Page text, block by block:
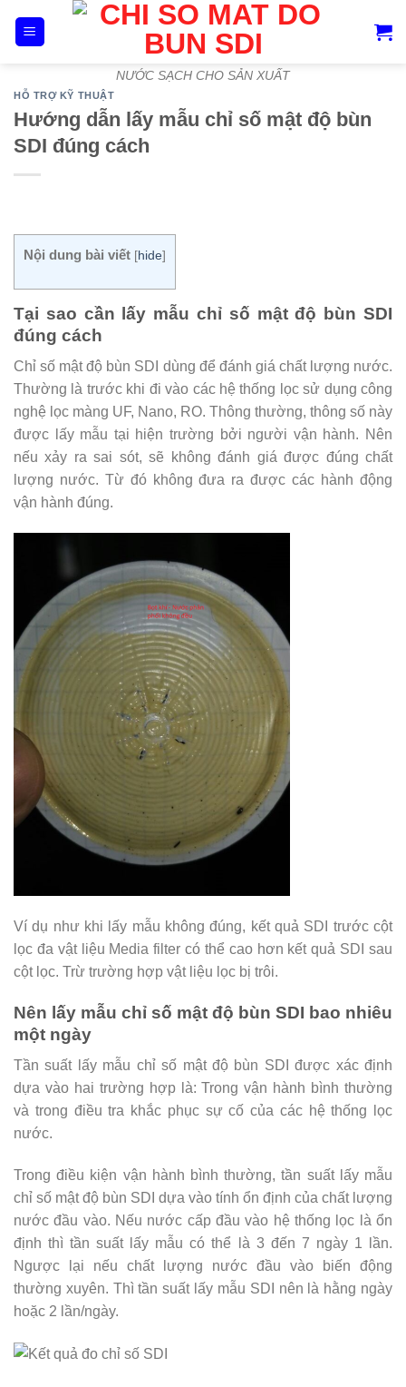
NƯỚC SẠCH CHO SẢN XUẤT
HỖ TRỢ KỸ THUẬT
Hướng dẫn lấy mẫu chỉ số mật độ bùn
SDI đúng cách
Nội dung bài viết [hide]
Tại sao cần lấy mẫu chỉ số mật độ bùn SDI
đúng cách
Chỉ số mật độ bùn SDI dùng để đánh giá chất lượng nước.
Thường là trước khi đi vào các hệ thống lọc sử dụng công
nghệ lọc màng UF, Nano, RO. Thông thường, thông số này
được lấy mẫu tại hiện trường bởi người vận hành. Nên
nếu xảy ra sai sót, sẽ không đánh giá được đúng chất
lượng nước. Từ đó không đưa ra được các hành động
vận hành đúng.
Ví dụ như khi lấy mẫu không đúng, kết quả SDI trước cột
lọc đa vật liệu Media filter có thể cao hơn kết quả SDI sau
cột lọc. Trừ trường hợp vật liệu lọc bị trôi.
Nên lấy mẫu chỉ số mật độ bùn SDI bao nhiêu
một ngày
Tần suất lấy mẫu chỉ số mật độ bùn SDI được xác định
dựa vào hai trường hợp là: Trong vận hành bình thường
và trong điều tra khắc phục sự cố của các hệ thống lọc
nước.
Trong điều kiện vận hành bình thường, tần suất lấy mẫu
chỉ số mật độ bùn SDI dựa vào tính ổn định của chất lượng
nước đầu vào. Nếu nước cấp đầu vào hệ thống lọc là ổn
định thì tần suất lấy mẫu có thể là 3 đến 7 ngày 1 lần.
Ngược lại nếu chất lượng nước đầu vào biến động
thường xuyên. Thì tần suất lấy mẫu SDI nên là hằng ngày
hoặc 2 lần/ngày.